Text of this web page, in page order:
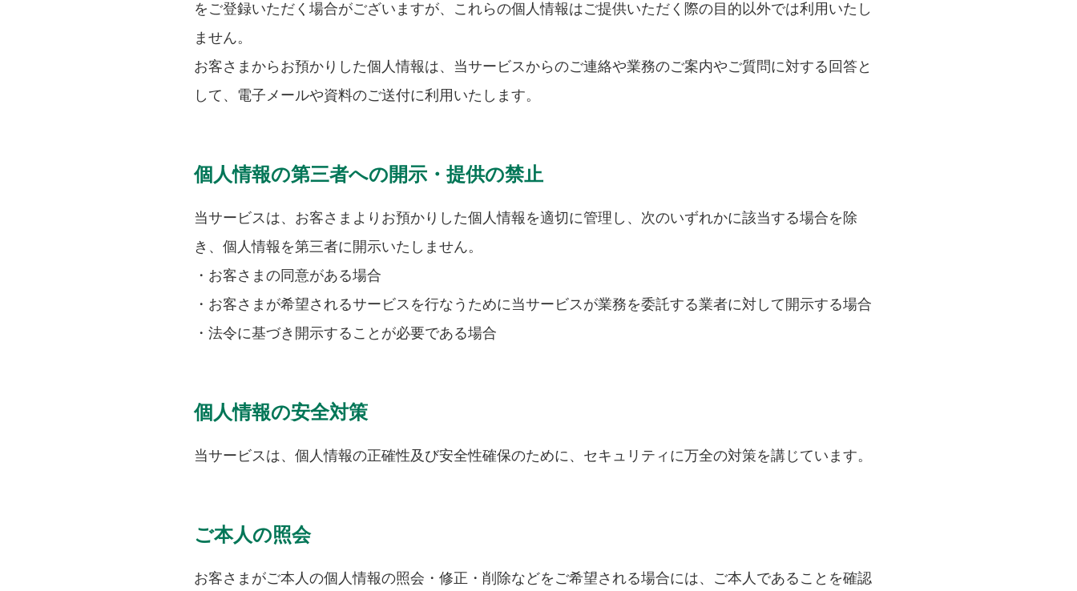
をご登録いただく場合がございますが、これらの個人情報はご提供いただく際の目的以外では利用いたし
ません。
お客さまからお預かりした個人情報は、当サービスからのご連絡や業務のご案内やご質問に対する回答と
して、電子メールや資料のご送付に利用いたします。
個人情報の第三者への開示・提供の禁止
当サービスは、お客さまよりお預かりした個人情報を適切に管理し、次のいずれかに該当する場合を除
き、個人情報を第三者に開示いたしません。
・お客さまの同意がある場合
・お客さまが希望されるサービスを行なうために当サービスが業務を委託する業者に対して開示する場合
・法令に基づき開示することが必要である場合
個人情報の安全対策
当サービスは、個人情報の正確性及び安全性確保のために、セキュリティに万全の対策を講じています。
ご本人の照会
お客さまがご本人の個人情報の照会・修正・削除などをご希望される場合には、ご本人であることを確認